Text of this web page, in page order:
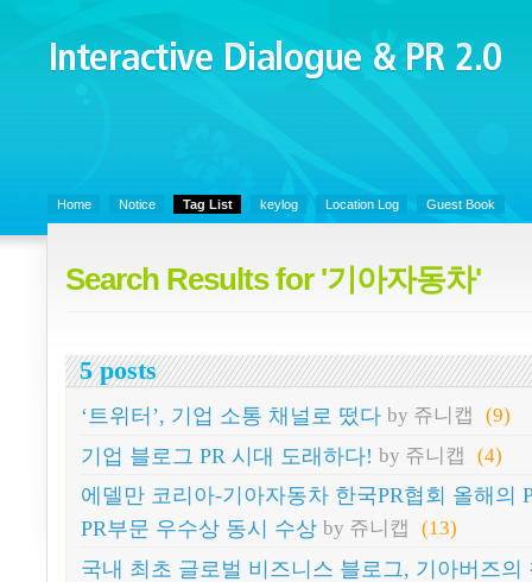
Interactive Dialogue &
PR 2.0
Home Notice Tag List keylog Location Log Guest Book
Search Results for '기아자동차'
5 posts
‘트위터’, 기업 소통 채널로 떴다 by 쥬니캡 (9)
기업 블로그 PR 시대 도래하다! by 쥬니캡 (4)
에델만 코리아-기아자동차 한국PR협회 올해의
PR부문 우수상 동시 수상 by 쥬니캡 (13)
국내 최초 글로벌 비즈니스 블로그, 기아버즈의